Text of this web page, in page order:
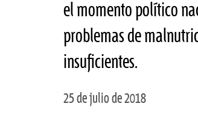
el momento político
problemas de
insuficientes.
25 de julio de 2018